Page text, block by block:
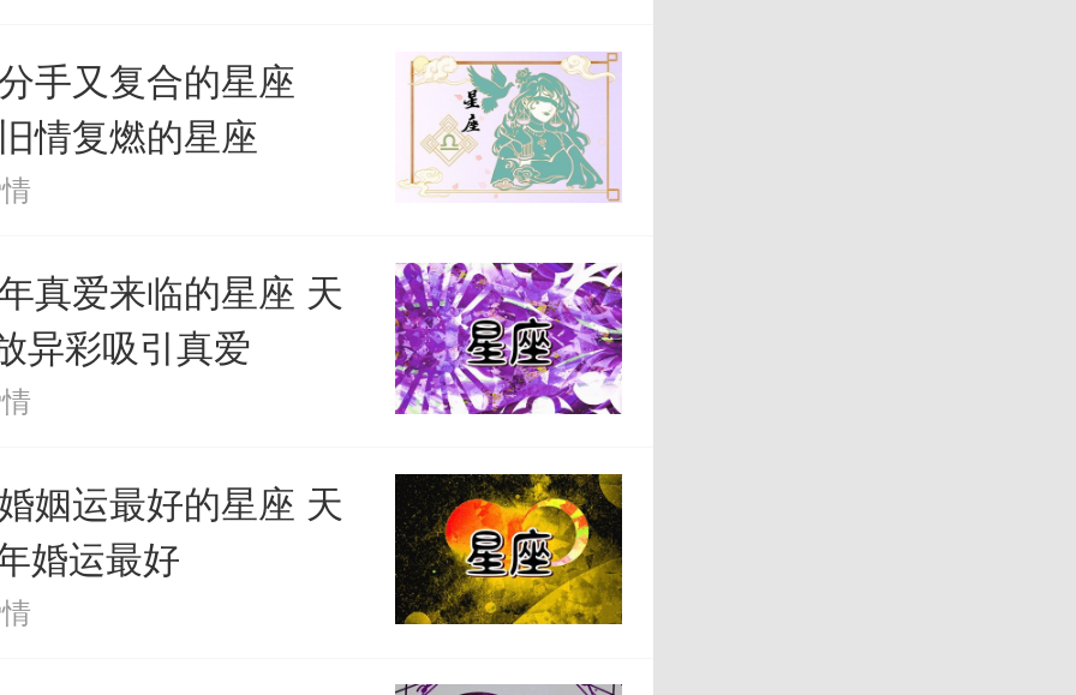
，我们都应该学会珍惜对方，
宽容，学会理解，学会信任，学会
手又复合的星座
情复燃的星座
真爱来临的星座 天
异彩吸引真爱
姻运最好的星座 天
婚运最好